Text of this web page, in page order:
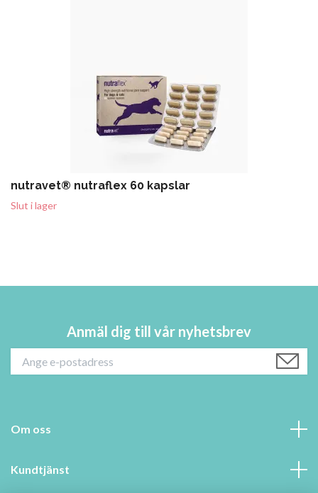
nutravet® nutraflex 60 kapslar
Slut i lager
Anmäl dig till vår nyhetsbrev
Om oss
Kundtjänst